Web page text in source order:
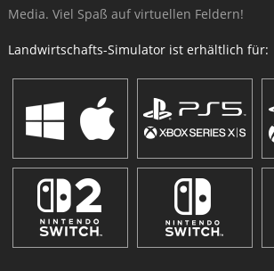
Media. Viel Spaß auf virtuellen Feldern!
Landwirtschafts-Simulator ist erhältlich für: